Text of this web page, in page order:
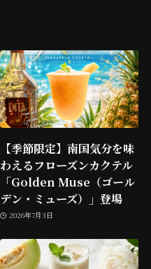
【季節限定】南国気分を味
わえるフローズンカクテル
「Golden Muse（ゴール
デン・ミューズ）」登場
2026年7月3日